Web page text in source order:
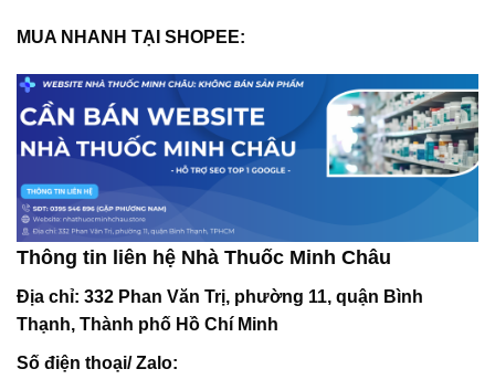
MUA NHANH TẠI SHOPEE:
Thông tin liên hệ Nhà Thuốc Minh Châu
Địa chỉ: 332 Phan Văn Trị, phường 11, quận Bình
Thạnh, Thành phố Hồ Chí Minh
Số điện thoại/ Zalo: